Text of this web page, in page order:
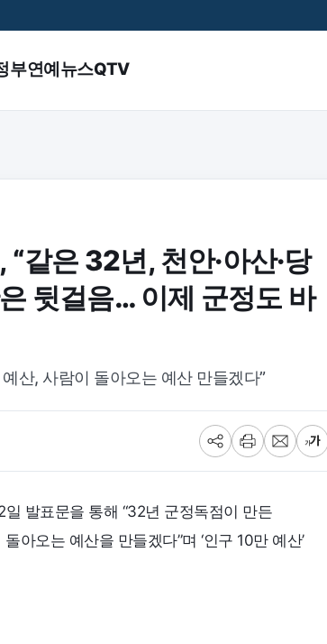
부연예 뉴스QTV
같은 32년, 천안·아산·당
뒷걸음… 이제 군정도 바
산, 사람이 돌아오는 예산 만들겠다”
공
유
프
린
메
일
글
씨
발표문을 통해 “32년 군정독점이 만든
아오는 예산을 만들겠다”며 ‘인구 10만 예산’